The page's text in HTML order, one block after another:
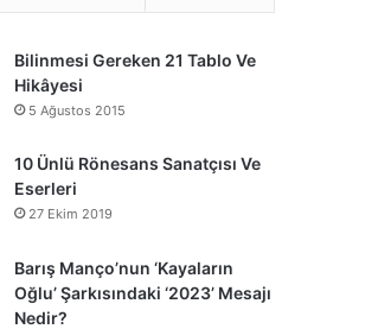
Bilinmesi Gereken 21 Tablo Ve
Hikâyesi
5 Ağustos 2015
10 Ünlü Rönesans Sanatçısı Ve
Eserleri
27 Ekim 2019
Barış Manço’nun ‘Kayaların
Oğlu’ Şarkısındaki ‘2023’ Mesajı
Nedir?